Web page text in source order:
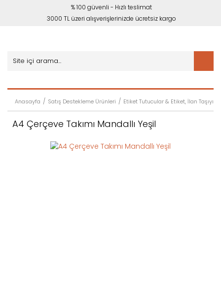
% 100 güvenli - Hızlı teslimat
3000 TL üzeri alışverişlerinizde ücretsiz kargo
Anasayfa Satış Destekleme Ürünleri Etiket Tutucular & Etiket, İlan
A4 Çerçeve Takımı Mandallı Yeşil